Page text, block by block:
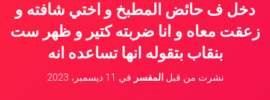
دخل ف حائض المطبخ و اختي شافته و
زعقت معاه و انا ضربته كتير و ظهر ست
بنقاب بتقوله انها تساعده انه
نشرت من قبلالمفسر في 11 ديسمبر، 2023